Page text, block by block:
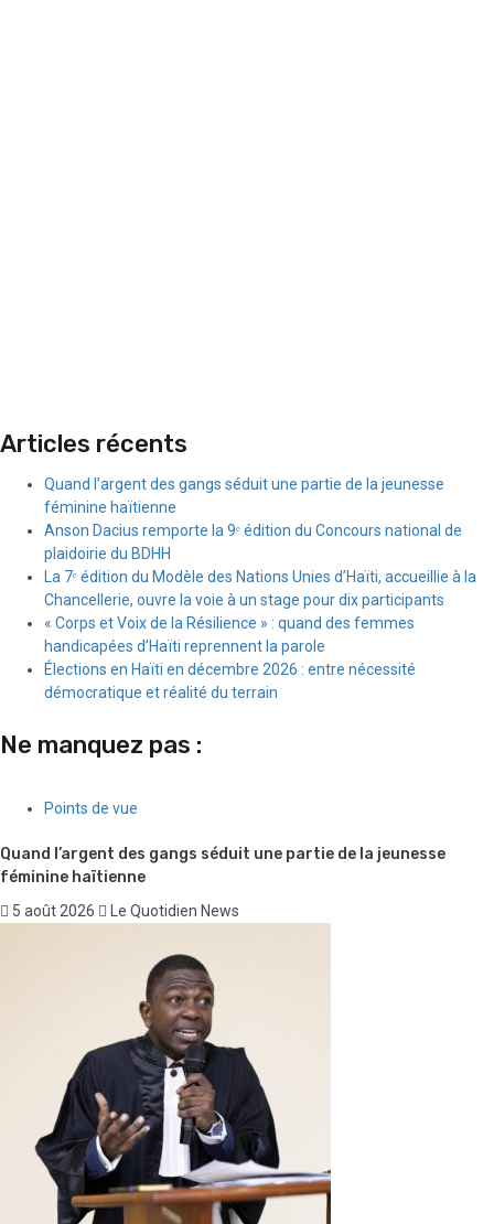
Articles récents
Quand l’argent des gangs séduit une partie de la jeunesse
féminine haïtienne
Anson Dacius remporte la 9ᵉ édition du Concours national de
plaidoirie du BDHH
La 7ᵉ édition du Modèle des Nations Unies d’Haïti, accueillie à la
Chancellerie, ouvre la voie à un stage pour dix participants
« Corps et Voix de la Résilience » : quand des femmes
handicapées d’Haïti reprennent la parole
Élections en Haïti en décembre 2026 : entre nécessité
démocratique et réalité du terrain
Ne manquez pas :
Points de vue
Quand l’argent des gangs séduit une partie de la jeunesse
féminine haïtienne
5 août 2026 Le Quotidien News